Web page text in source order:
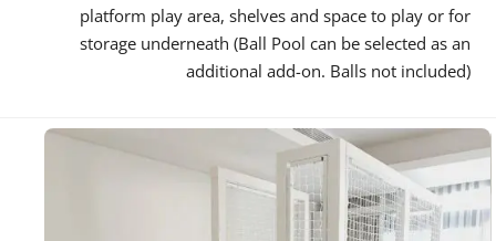
platform play area, shelves and space to play or for
storage underneath (Ball Pool can be selected as an
additional add-on. Balls not included)